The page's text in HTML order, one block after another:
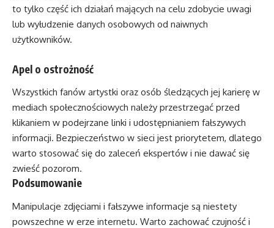
to tylko część ich działań mających na celu zdobycie uwagi
lub wyłudzenie danych osobowych od naiwnych
użytkowników.
Apel o ostrożność
Wszystkich fanów artystki oraz osób śledzących jej karierę w
mediach społecznościowych należy przestrzegać przed
klikaniem w podejrzane linki i udostępnianiem fałszywych
informacji. Bezpieczeństwo w sieci jest priorytetem, dlatego
warto stosować się do zaleceń ekspertów i nie dawać się
zwieść pozorom.
Podsumowanie
Manipulacje zdjęciami i fałszywe informacje są niestety
powszechne w erze internetu. Warto zachować czujność i